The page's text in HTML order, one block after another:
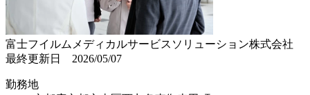
富士フイルムメディカルサービスソリューション株式会社
最終更新日 2026/05/07
勤務地